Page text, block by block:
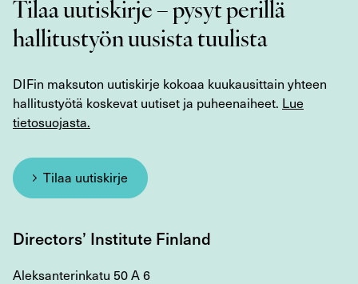
Tilaa uutiskirje – pysyt perillä
hallitustyön uusista tuulista
DIFin maksuton uutiskirje kokoaa kuukausittain yhteen
hallitustyötä koskevat uutiset ja puheenaiheet. Lue
tietosuojasta.
Tilaa uutiskirje
Directors’ Institute Finland
Aleksanterinkatu 50 A 6